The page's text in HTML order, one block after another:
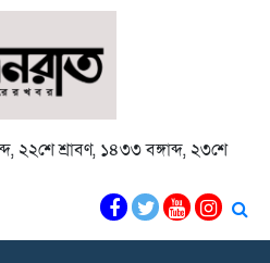
, ২২শে শ্রাবণ, ১৪৩৩ বঙ্গাব্দ, ২৩শে